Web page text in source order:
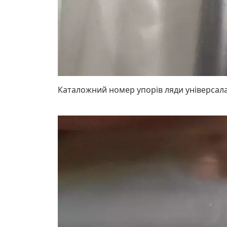
Каталожний номер упорів ляди